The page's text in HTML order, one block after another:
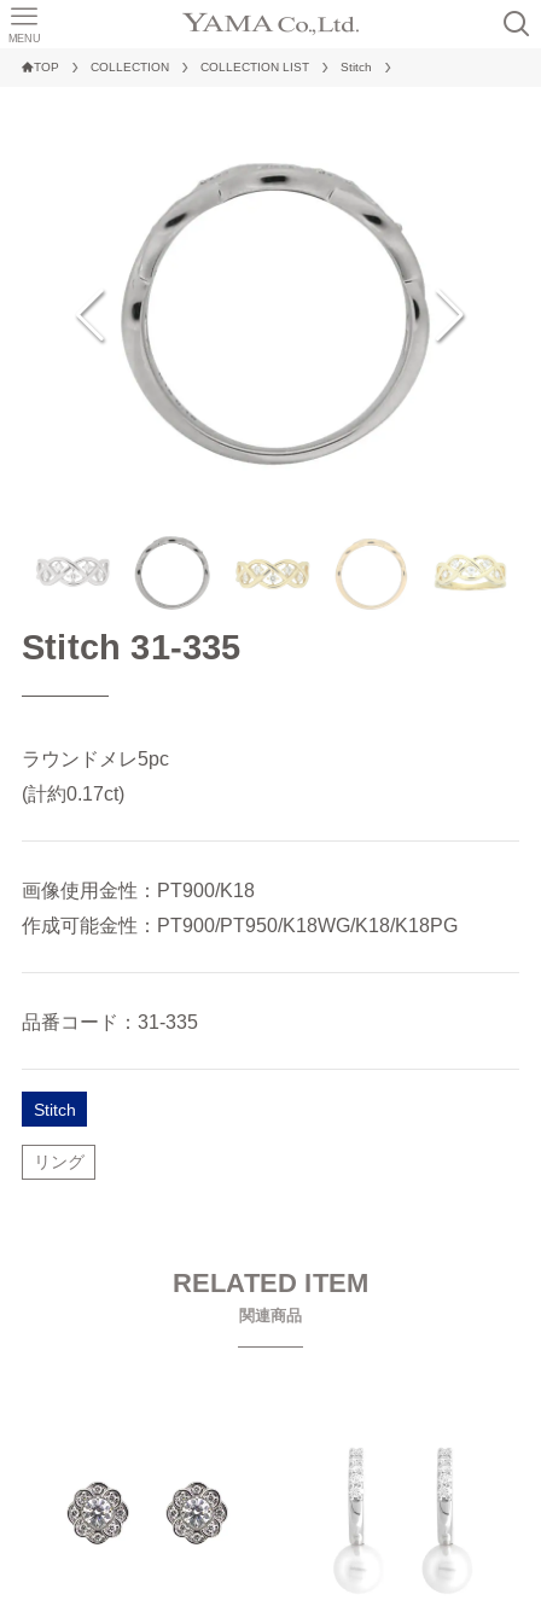
MENU
TOP COLLECTION COLLECTION LIST Stitch
Stitch 31-335
ラウンドメレ5pc
(計約0.17ct)
画像使用金性：PT900/K18
作成可能金性：PT900/PT950/K18WG/K18/K18PG
品番コード：31-335
Stitch
リング
RELATED ITEM
関連商品